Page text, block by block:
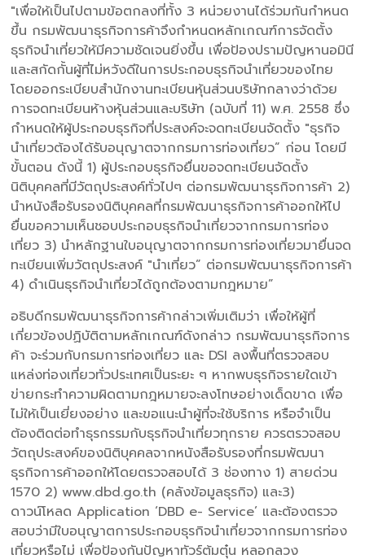
"เพื่อให้เป็นไปตามข้อตกลงที่ทั้ง 3 หน่วยงานได้ร่วมกันกำหนด
ขึ้น กรมพัฒนาธุรกิจการค้าจึงกำหนดหลักเกณฑ์การจัดตั้ง
ธุรกิจนำเที่ยวให้มีความชัดเจนยิ่งขึ้น เพื่อป้องปรามปัญหานอมินี
และสกัดกั้นผู้ที่ไม่หวังดีในการประกอบธุรกิจนำเที่ยวของไทย
โดยออกระเบียบสำนักงานทะเบียนหุ้นส่วนบริษัทกลางว่าด้วย
การจดทะเบียนห้างหุ้นส่วนและบริษัท (ฉบับที่ 11) พ.ศ. 2558 ซึ่ง
กำหนดให้ผู้ประกอบธุรกิจที่ประสงค์จะจดทะเบียนจัดตั้ง "ธุรกิจ
นำเที่ยวต้องได้รับอนุญาตจากกรมการท่องเที่ยว” ก่อน โดยมี
ขั้นตอน ดังนี้ 1) ผู้ประกอบธุรกิจยื่นขอจดทะเบียนจัดตั้ง
นิติบุคคลที่มีวัตถุประสงค์ทั่วไปๆ ต่อกรมพัฒนาธุรกิจการค้า 2)
นำหนังสือรับรองนิติบุคคลที่กรมพัฒนาธุรกิจการค้าออกให้ไป
ยื่นขอความเห็นชอบประกอบธุรกิจนำเที่ยวจากกรมการท่อง
เที่ยว 3) นำหลักฐานใบอนุญาตจากกรมการท่องเที่ยวมายื่นจด
ทะเบียนเพิ่มวัตถุประสงค์ "นำเที่ยว” ต่อกรมพัฒนาธุรกิจการค้า
4) ดำเนินธุรกิจนำเที่ยวได้ถูกต้องตามกฎหมาย”
อธิบดีกรมพัฒนาธุรกิจการค้ากล่าวเพิ่มเติมว่า เพื่อให้ผู้ที่
เกี่ยวข้องปฏิบัติตามหลักเกณฑ์ดังกล่าว กรมพัฒนาธุรกิจการ
ค้า จะร่วมกับกรมการท่องเที่ยว และ DSI ลงพื้นที่ตรวจสอบ
แหล่งท่องเที่ยวทั่วประเทศเป็นระยะ ๆ หากพบธุรกิจรายใดเข้า
ข่ายกระทำความผิดตามกฎหมายจะลงโทษอย่างเด็ดขาด เพื่อ
ไม่ให้เป็นเยี่ยงอย่าง และขอแนะนำผู้ที่จะใช้บริการ หรือจำเป็น
ต้องติดต่อทำธุรกรรมกับธุรกิจนำเที่ยวทุกราย ควรตรวจสอบ
วัตถุประสงค์ของนิติบุคคลจากหนังสือรับรองที่กรมพัฒนา
ธุรกิจการค้าออกให้โดยตรวจสอบได้ 3 ช่องทาง 1) สายด่วน
1570 2) www.dbd.go.th (คลังข้อมูลธุรกิจ) และ3)
ดาวน์โหลด Application ‘DBD e- Service’ และต้องตรวจ
สอบว่ามีใบอนุญาตการประกอบธุรกิจนำเที่ยวจากกรมการท่อง
เที่ยวหรือไม่ เพื่อป้องกันปัญหาทัวร์ต้มตุ๋น หลอกลวง